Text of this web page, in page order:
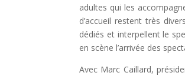
adultes qui les
d’accueil restent très
dédiés et interpellent le
en scène l’arrivée des
Avec Marc Caillard,